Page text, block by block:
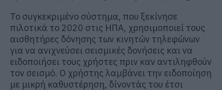
Το συγκεκριμένο σύστημα, που ξεκίνησε
πιλοτικά το 2020 στις ΗΠΑ, χρησιμοποιεί τους
αισθητήρες δόνησης των κινητών τηλεφώνων
για να ανιχνεύσει σεισμικές δονήσεις και να
ειδοποιήσει τους χρήστες πριν καν αντιληφθούν
τον σεισμό. Ο χρήστης λαμβάνει την ειδοποίηση
με μικρή καθυστέρηση, δίνοντάς του έτσι